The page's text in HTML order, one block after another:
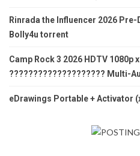
Rinrada the Influencer 2026 Pre-
Bolly4u torrent
Camp Rock 3 2026 HDTV 1080p
???????????????????? Multi-
eDrawings Portable + Activator